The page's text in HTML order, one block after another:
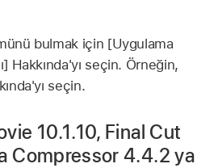
bulmak için [Uygulama
Hakkında'yı seçin. Örneğin,
seçin.
10.1.10, Final Cut
Compressor 4.4.2 ya